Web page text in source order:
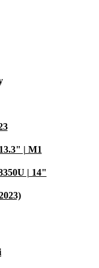
| M1
| 14"